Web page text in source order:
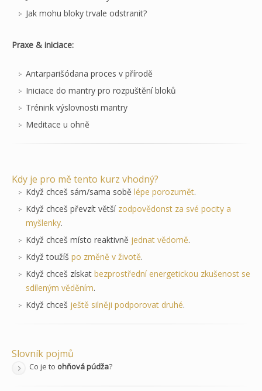
Jak mohu bloky trvale odstranit?
Praxe & iniciace:
Antarparišódana proces v přírodě
Iniciace do mantry pro rozpuštění bloků
Trénink výslovnosti mantry
Meditace u ohně
Kdy je pro mě tento kurz vhodný?
Když chceš sám/sama sobě lépe porozumět.
Když chceš převzít větší zodpovědonst za své pocity a
myšlenky.
Když chceš místo reaktivně jednat vědomě.
Když toužíš po změně v životě.
Když chceš získat bezprostřední energetickou zkušenost se
sdíleným věděním.
Když chceš ještě silněji podporovat druhé.
Slovník pojmů
Co je to ohňová púdža?